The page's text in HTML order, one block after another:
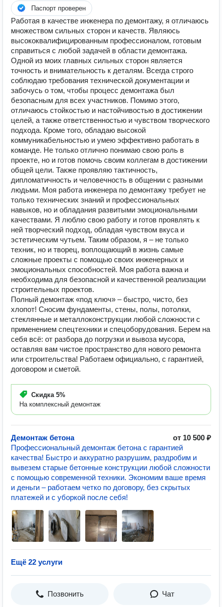
Паспорт проверен
Работая в качестве инженера по демонтажу, я отличаюсь
множеством сильных сторон и качеств. Являюсь
высококвалифицированным профессионалом, готовым
справиться с любой задачей в области демонтажа.
Одной из моих главных сильных сторон является
точность и внимательность к деталям. Всегда строго
соблюдаю требования технической документации и
забочусь о том, чтобы процесс демонтажа был
безопасным для всех участников. Помимо этого,
отличаюсь стойкостью и настойчивостью в достижении
целей, а также ответственностью и чувством творческого
подхода. Кроме того, обладаю высокой
коммуникабельностью и умею эффективно работать в
команде. Не только отлично понимаю свою роль в
проекте, но и готов помочь своим коллегам в достижении
общей цели. Также проявляю тактичность,
дипломатичность и человечность в общении с разными
людьми. Моя работа инженера по демонтажу требует не
только технических знаний и профессиональных
навыков, но и обладания развитыми эмоциональными
качествами. Я люблю свою работу и готов проявлять к
ней творческий подход, обладая чувством вкуса и
эстетическим чутьем. Таким образом, я – не только
техник, но и творец, воплощающий в жизнь самые
сложные проекты с помощью своих инженерных и
эмоциональных способностей. Моя работа важна и
необходима для безопасной и качественной реализации
строительных проектов.
Полный демонтаж «под ключ» – быстро, чисто, без
хлопот! Сносим фундаменты, стены, полы, потолки,
стеклянные и металлоконструкции любой сложности с
применением спецтехники и спецоборудования. Берем на
себя всё: от разбора до погрузки и вывоза мусора,
оставляя вам чистое пространство для нового ремонта
или строительства! Работаем официально, с гарантией,
договором и сметой.
Скидка 5%
На комплексный демонтаж
Демонтаж бетона
от 10 500 ₽
Профессиональный демонтаж бетона с гарантией
качества! Быстро и аккуратно разрушим, раздробим и
вывезем старые бетонные конструкции любой сложности
с помощью современной техники. Экономим ваше время
и деньги – работаем четко по договору, без скрытых
платежей и с уборкой после себя!
Ещё 22 услуги
Позвонить Чат